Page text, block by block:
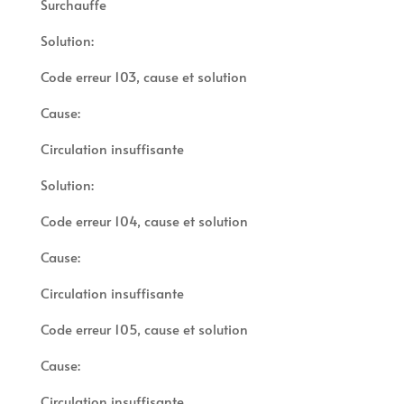
Solution:
Code erreur 103, cause et solution
Cause:
Circulation insuffisante
Solution:
Code erreur 104, cause et solution
Cause:
Circulation insuffisante
Code erreur 105, cause et solution
Cause: